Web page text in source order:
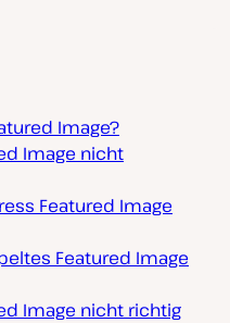
Image?
Image nicht
Featured Image
Featured Image
Image nicht richtig